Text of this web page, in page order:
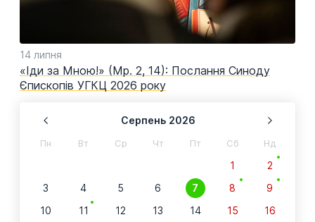
14 липня
«Іди за Мною!» (Мр. 2, 14): Послання Синоду
Єпископів УГКЦ 2026 року
Серпень 2026
Пн Вт Ср Чт Пт Сб Нд
1
2
3
4 5 6 7 8
9
10
11 12 13 14 15
16